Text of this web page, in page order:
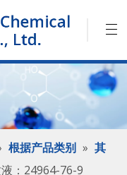
根据产品类别 » 其
：24964-76-9